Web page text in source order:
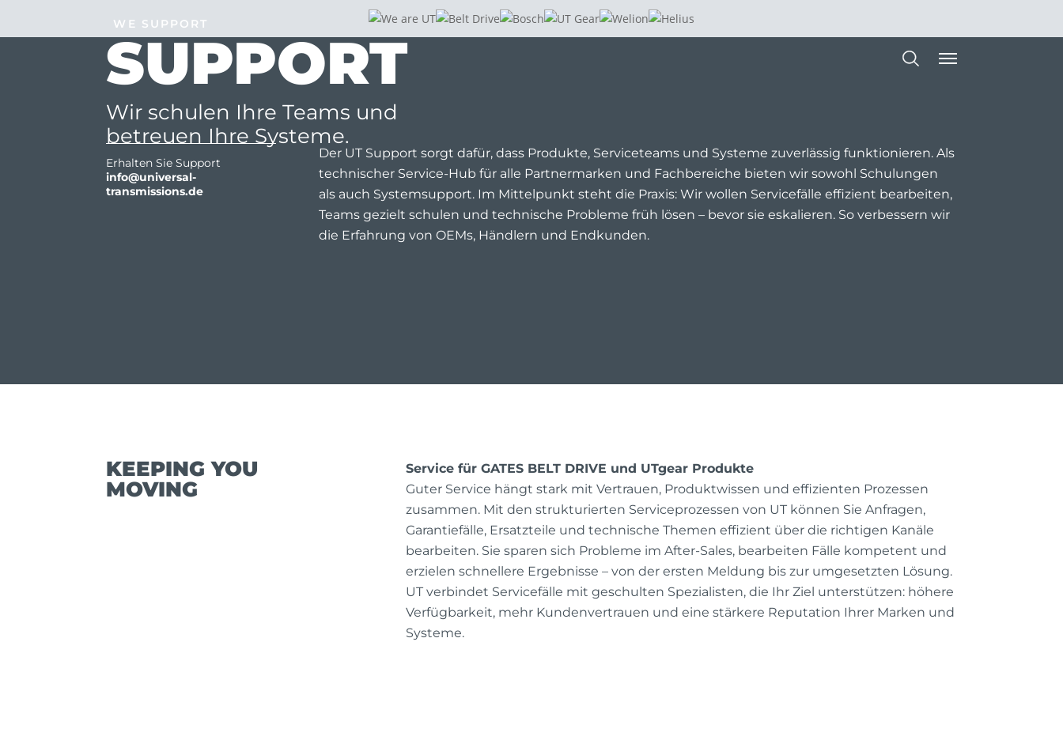
WE SUPPORT
SUPPORT
Wir schulen Ihre Teams und
betreuen Ihre Systeme.
Erhalten Sie Support
info@universal-
transmissions.de
Der UT Support sorgt dafür, dass Produkte, Serviceteams und Systeme zuverlässig funktionieren. Als
technischer Service-Hub für alle Partnermarken und Fachbereiche bieten wir sowohl Schulungen
als auch Systemsupport. Im Mittelpunkt steht die Praxis: Wir wollen Servicefälle effizient bearbeiten,
Teams gezielt schulen und technische Probleme früh lösen – bevor sie eskalieren. So verbessern wir
die Erfahrung von OEMs, Händlern und Endkunden.
KEEPING YOU
MOVING
Service für GATES BELT DRIVE und UTgear Produkte
Guter Service hängt stark mit Vertrauen, Produktwissen und effizienten Prozessen
zusammen. Mit den strukturierten Serviceprozessen von UT können Sie Anfragen,
Garantiefälle, Ersatzteile und technische Themen effizient über die richtigen Kanäle
bearbeiten. Sie sparen sich Probleme im After-Sales, bearbeiten Fälle kompetent und
erzielen schnellere Ergebnisse – von der ersten Meldung bis zur umgesetzten Lösung.
UT verbindet Servicefälle mit geschulten Spezialisten, die Ihr Ziel unterstützen: höhere
Verfügbarkeit, mehr Kundenvertrauen und eine stärkere Reputation Ihrer Marken und
Systeme.